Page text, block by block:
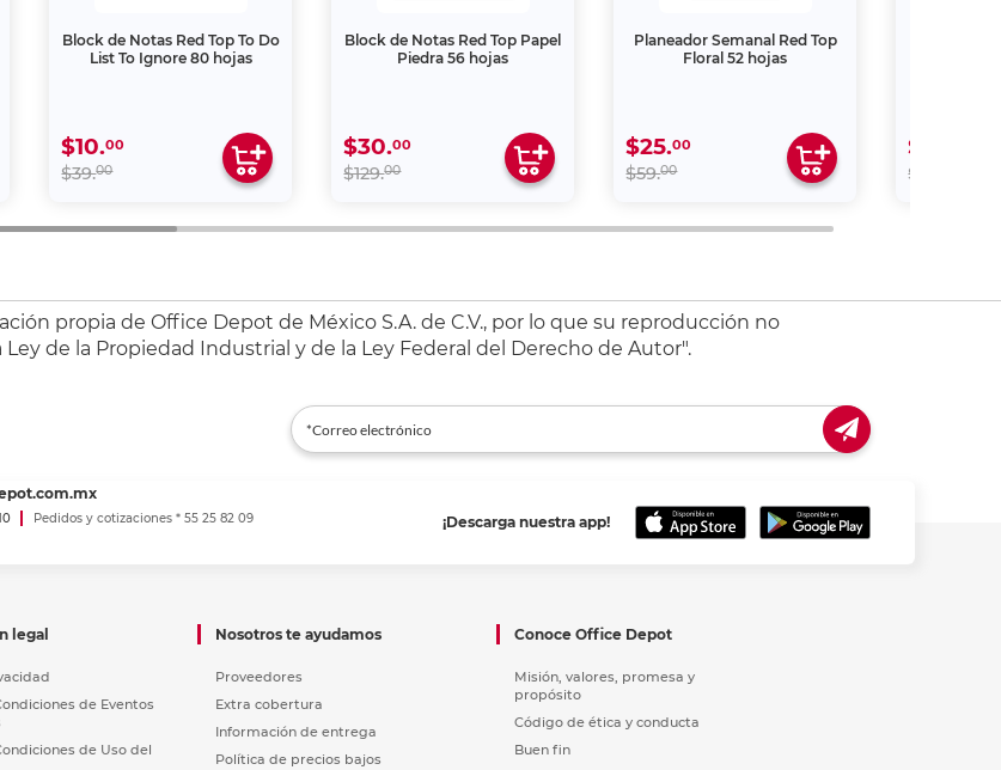
Block de Notas Red Top To Do
List To Ignore 80 hojas
$10.00
$39.00
Block de Notas Red Top Papel
Piedra 56 hojas
$30.00
$129.00
Planeador Semanal Red Top
Floral 52 hojas
$25.00
$59.00
$50.
$89.
propia de Office Depot de México S.A. de C.V., por lo que su reproducción no
de la Propiedad Industrial y de la Ley Federal del Derecho de Autor".
¡Descarga nuestra app!
Pedidos y cotizaciones * 55 25 82 09
legal
de Eventos
de Uso del
Nosotros te ayudamos
Proveedores
Extra cobertura
Información de entrega
Política de precios bajos
Conoce Office Depot
Misión, valores, promesa y
propósito
Código de ética y conducta
Buen fin